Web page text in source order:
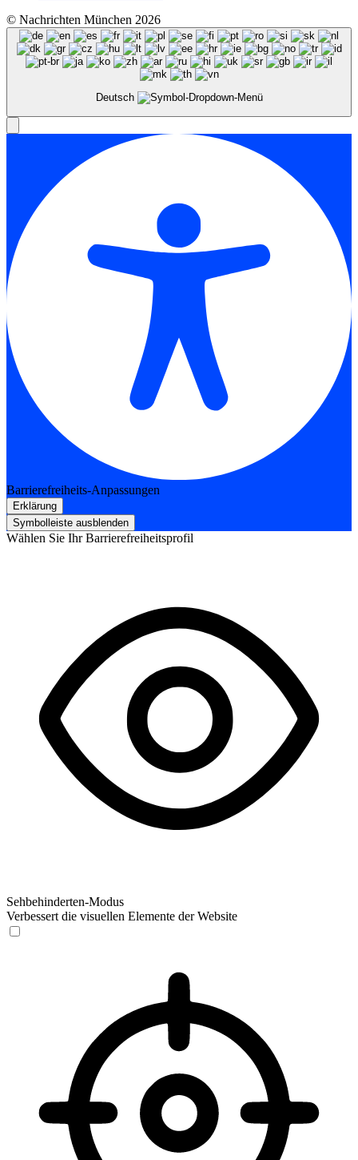
© Nachrichten München 2026
Deutsch
Barrierefreiheits-Anpassungen
Erklärung
Symbolleiste ausblenden
Wählen Sie Ihr Barrierefreiheitsprofil
Sehbehinderten-Modus
Verbessert die visuellen Elemente der Website